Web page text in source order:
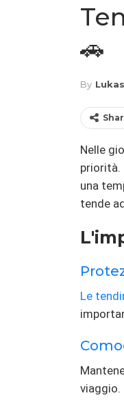
🚗
By
Nelle
priorità.
una
tende
Le
viaggio.